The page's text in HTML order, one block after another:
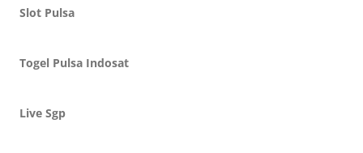
Slot Pulsa
Togel Pulsa Indosat
Live Sgp